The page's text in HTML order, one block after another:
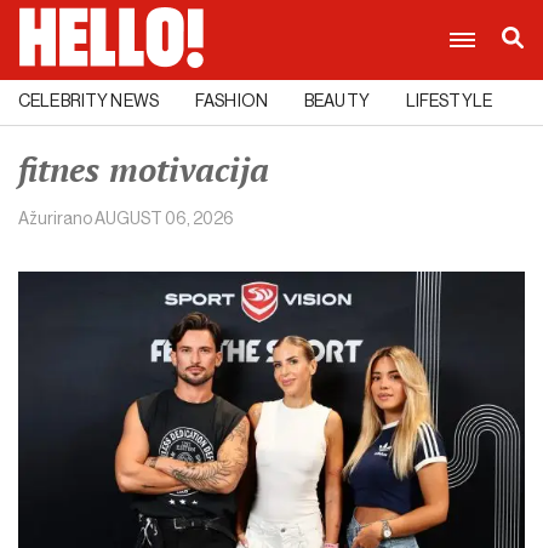
CELEBRITY NEWS FASHION BEAUTY LIFESTYLE
fitnes motivacija
AžuriranoAUGUST 06, 2026